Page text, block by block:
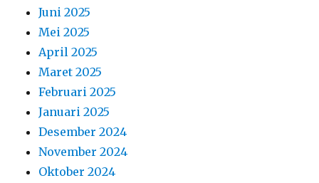
Juni 2025
Mei 2025
April 2025
Maret 2025
Februari 2025
Januari 2025
Desember 2024
November 2024
Oktober 2024